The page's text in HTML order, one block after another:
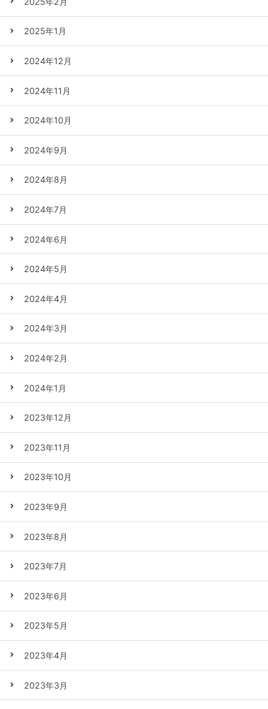
2025年1月
2024年12月
2024年11月
2024年10月
2024年9月
2024年8月
2024年7月
2024年6月
2024年5月
2024年4月
2024年3月
2024年2月
2024年1月
2023年12月
2023年11月
2023年10月
2023年9月
2023年8月
2023年7月
2023年6月
2023年5月
2023年4月
2023年3月